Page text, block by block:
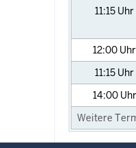
11:15 Uhr
12:00 Uhr
11:15 Uhr
14:00 Uhr
Weitere